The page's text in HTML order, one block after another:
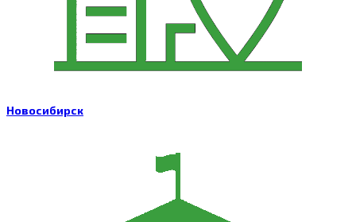
Новосибирск